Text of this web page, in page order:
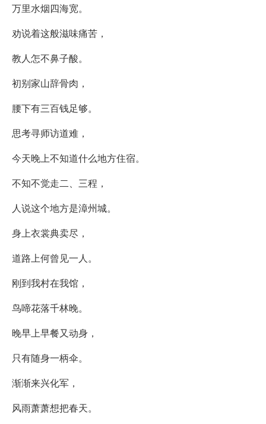
万里水烟四海宽。
劝说着这般滋味痛苦，
教人怎不鼻子酸。
初别家山辞骨肉，
腰下有三百钱足够。
思考寻师访道难，
今天晚上不知道什么地方住宿。
不知不觉走二、三程，
人说这个地方是漳州城。
身上衣裳典卖尽，
道路上何曾见一人。
刚到我村在我馆，
鸟啼花落千林晚。
晚早上早餐又动身，
只有随身一柄伞。
渐渐来兴化军，
风雨萧萧想把春天。